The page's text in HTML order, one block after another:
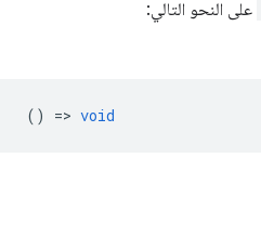
على النحو التالي:
() => void